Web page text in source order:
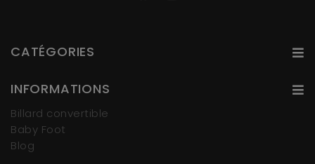
CATÉGORIES
INFORMATIONS
Billard convertible
Baby Foot
Blog